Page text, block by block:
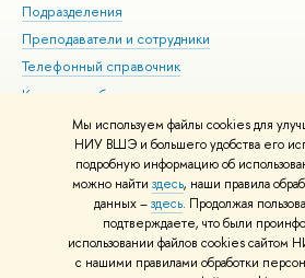
Мы используем файлы cookies для
НИУ ВШЭ и большего удобства его
подробную информацию об
можно найти здесь, наши правила
данных –здесь. Продолжая
подтверждаете, что были
использовании файлов cookies
с нашими правилами обработки
Подразделения
Преподаватели и сотрудники
Телефонный справочник
Корпуса и общежития
ВШЭ для студентов с ограниченными
здоровья и инвалидностью
Единая платежная страница
© НИУ ВШЭ 1993–2026 Условия
и контакты Карта сайта